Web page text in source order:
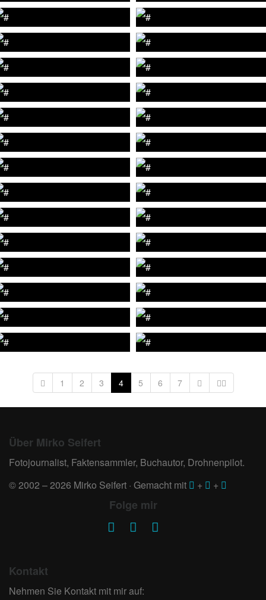
1 2 3 4 5 6 7
Über Mirko Seifert
Fotojournalist, Faktensammler, Buchautor, Drohnenpilot.
© 2002 – 2026 Mirko Seifert · Gemacht mit
+ +
Folge mir
Kontakt
Nehmen Sie Kontakt mit mir auf: